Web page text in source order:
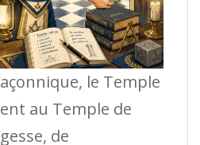
le Temple
au Temple de
de